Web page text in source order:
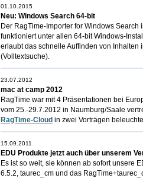
01.10.2015
Neu: Windows Search 64-bit
Der RagTime-Importer for Windows Search
funktioniert unter allen 64-bit Windows-
erlaubt das schnelle Auffinden von Inhalten
(Volltextsuche).
23.07.2012
mac at camp 2012
RagTime war mit 4 Präsentationen bei
vom 25.-29.7.2012 in Naumburg/Saale
RagTime-Cloud in zwei Vorträgen
15.09.2011
EDU Produkte jetzt auch über unserem
Es ist so weit, sie können ab sofort unsere
6.5.2, taurec_cm und das